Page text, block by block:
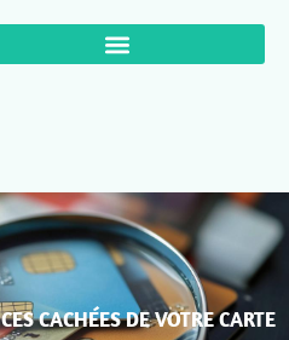
CACHÉES DE VOTRE CARTE